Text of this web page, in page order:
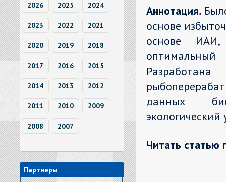
2026
2025 2024
2023 2022 2021
2020 2019 2018
2017 2016 2015
2014 2013 2012
2011 2010 2009
2008 2007
Партнеры
Аннотация.
основе
основе ИАИ,
оптимальный
данных
экологический
Читать статью